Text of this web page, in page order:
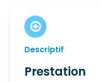
Descriptif
Prestation